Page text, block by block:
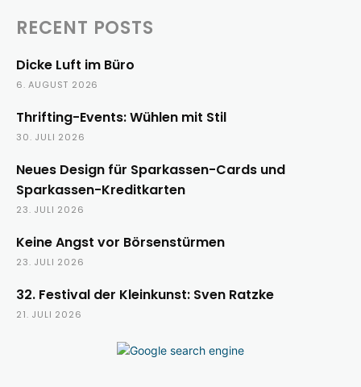
RECENT POSTS
Dicke Luft im Büro
6. AUGUST 2026
Thrifting-Events: Wühlen mit Stil
30. JULI 2026
Neues Design für Sparkassen-Cards und
Sparkassen-Kreditkarten
23. JULI 2026
Keine Angst vor Börsenstürmen
23. JULI 2026
32. Festival der Kleinkunst: Sven Ratzke
21. JULI 2026